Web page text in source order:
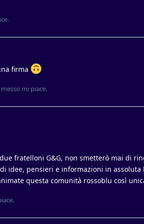
.
firma
mi piace.
fratelloni G&G, non smetterò mai di
idee, pensieri e informazioni in assoluta
questa comunità rossoblu così
.